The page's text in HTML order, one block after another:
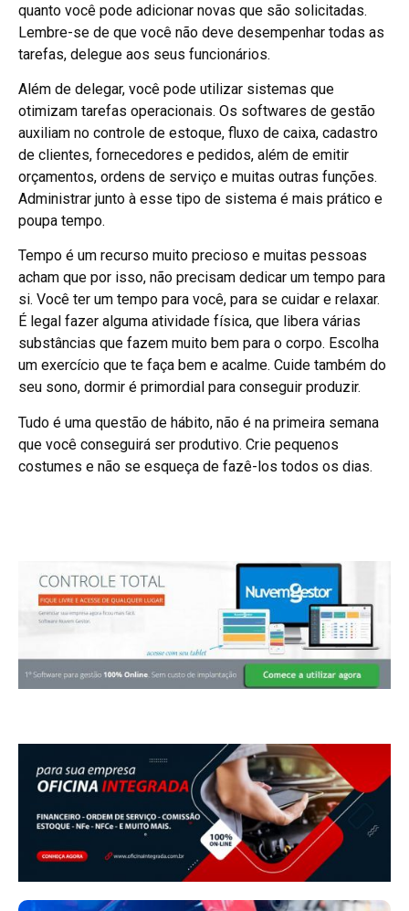
quanto você pode adicionar novas que são solicitadas.
Lembre-se de que você não deve desempenhar todas as
tarefas, delegue aos seus funcionários.
Além de delegar, você pode utilizar sistemas que
otimizam tarefas operacionais. Os softwares de gestão
auxiliam no controle de estoque, fluxo de caixa, cadastro
de clientes, fornecedores e pedidos, além de emitir
orçamentos, ordens de serviço e muitas outras funções.
Administrar junto à esse tipo de sistema é mais prático e
poupa tempo.
Tempo é um recurso muito precioso e muitas pessoas
acham que por isso, não precisam dedicar um tempo para
si. Você ter um tempo para você, para se cuidar e relaxar.
É legal fazer alguma atividade física, que libera várias
substâncias que fazem muito bem para o corpo. Escolha
um exercício que te faça bem e acalme. Cuide também do
seu sono, dormir é primordial para conseguir produzir.
Tudo é uma questão de hábito, não é na primeira semana
que você conseguirá ser produtivo. Crie pequenos
costumes e não se esqueça de fazê-los todos os dias.